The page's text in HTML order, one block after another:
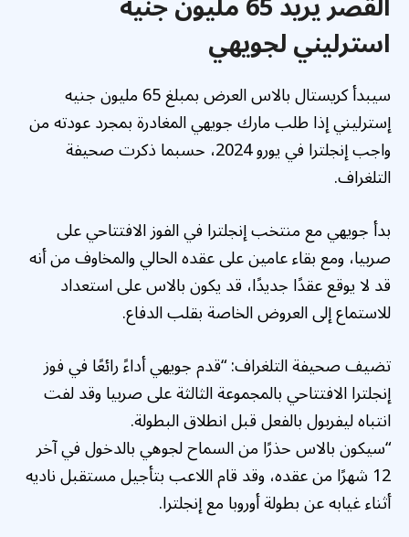
استرليني لجويهي
سيبدأ كريستال بالاس العرض بمبلغ 65 مليون جنيه
إسترليني إذا طلب مارك جويهي المغادرة بمجرد عودته من
واجب إنجلترا في يورو 2024، حسبما ذكرت صحيفة
التلغراف.
بدأ جويهي مع منتخب إنجلترا في الفوز الافتتاحي على
صربيا، ومع بقاء عامين على عقده الحالي والمخاوف من أنه
قد لا يوقع عقدًا جديدًا، قد يكون بالاس على استعداد
للاستماع إلى العروض الخاصة بقلب الدفاع.
تضيف صحيفة التلغراف: “قدم جويهي أداءً رائعًا في فوز
إنجلترا الافتتاحي بالمجموعة الثالثة على صربيا وقد لفت
انتباه ليفربول بالفعل قبل انطلاق البطولة.
“سيكون بالاس حذرًا من السماح لجوهي بالدخول في آخر
12 شهرًا من عقده، وقد قام اللاعب بتأجيل مستقبل ناديه
أثناء غيابه عن بطولة أوروبا مع إنجلترا.